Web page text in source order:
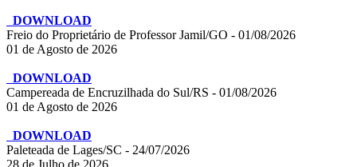
DOWNLOAD
Freio do Proprietário de Professor Jamil/GO - 01/08/2026
01 de Agosto de 2026
DOWNLOAD
Campereada de Encruzilhada do Sul/RS - 01/08/2026
01 de Agosto de 2026
DOWNLOAD
Paleteada de Lages/SC - 24/07/2026